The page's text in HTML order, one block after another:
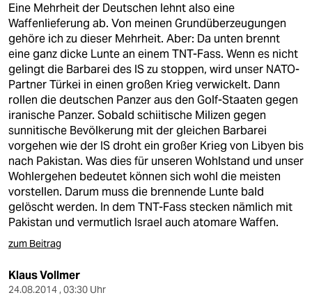
Eine Mehrheit der Deutschen lehnt also eine
Waffenlieferung ab. Von meinen Grundüberzeugungen
gehöre ich zu dieser Mehrheit. Aber: Da unten brennt
eine ganz dicke Lunte an einem TNT-Fass. Wenn es nicht
gelingt die Barbarei des IS zu stoppen, wird unser NATO-
Partner Türkei in einen großen Krieg verwickelt. Dann
rollen die deutschen Panzer aus den Golf-Staaten gegen
iranische Panzer. Sobald schiitische Milizen gegen
sunnitische Bevölkerung mit der gleichen Barbarei
vorgehen wie der IS droht ein großer Krieg von Libyen bis
nach Pakistan. Was dies für unseren Wohlstand und unser
Wohlergehen bedeutet können sich wohl die meisten
vorstellen. Darum muss die brennende Lunte bald
gelöscht werden. In dem TNT-Fass stecken nämlich mit
Pakistan und vermutlich Israel auch atomare Waffen.
zum Beitrag
Klaus Vollmer
24.08.2014 , 03:30 Uhr